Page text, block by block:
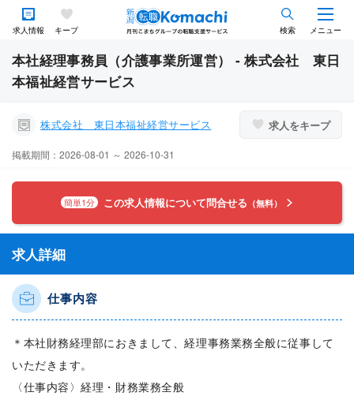
求人情報 キープ 検索 メニュー
本社経理事務員（介護事業所運営） - 株式会社 東日
本福祉経営サービス
株式会社 東日本福祉経営サービス 求人をキープ
掲載期間：2026-08-01 ～ 2026-10-31
簡単1分 この求人情報について問合せる （無料）
求人詳細
仕事内容
＊本社財務経理部におきまして、経理事務業務全般に従事して
いただきます。
〈仕事内容〉経理・財務業務全般